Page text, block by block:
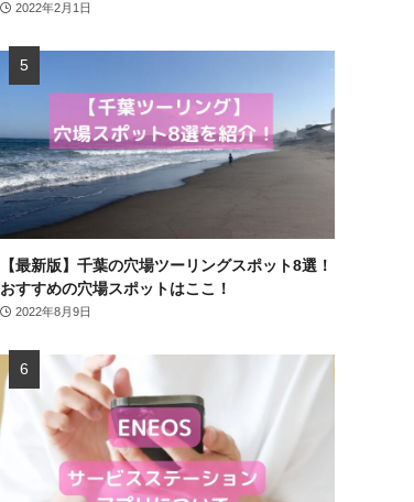
2022年2月1日
【最新版】千葉の穴場ツーリングスポット8選！
おすすめの穴場スポットはここ！
2022年8月9日